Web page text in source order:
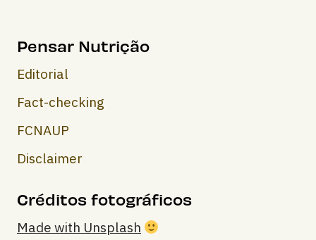
Pensar Nutrição
Editorial
Fact-checking
FCNAUP
Disclaimer
Créditos fotográficos
Made with Unsplash